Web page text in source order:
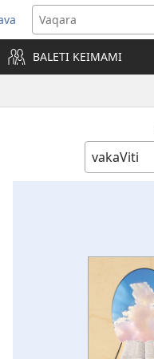
BALETI KEIMAMI